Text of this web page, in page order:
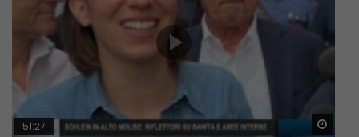
51:27